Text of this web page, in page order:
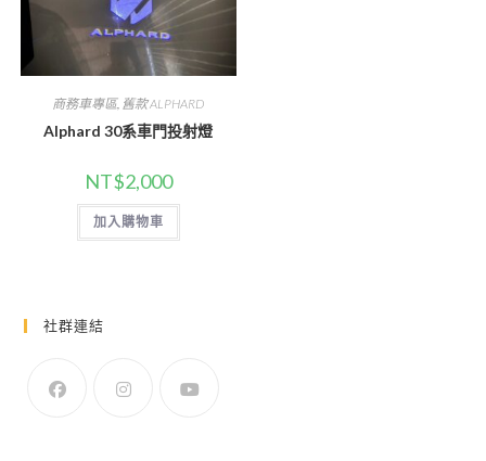
商務車專區, 舊款 ALPHARD
Alphard 30系車門投射燈
NT$2,000
加入購物車
社群連結